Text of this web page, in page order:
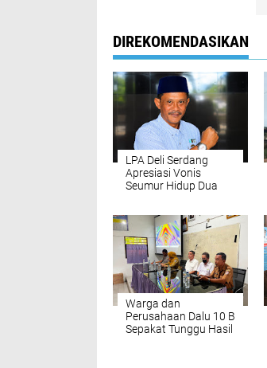
DIREKOMENDASIKAN
LPA Deli Serdang
Apresiasi Vonis
Seumur Hidup Dua
di Lubuk Pakam,
Desak Polisi Segera
Tangkap DPO
Warga dan
Perusahaan Dalu 10 B
Sepakat Tunggu Hasil